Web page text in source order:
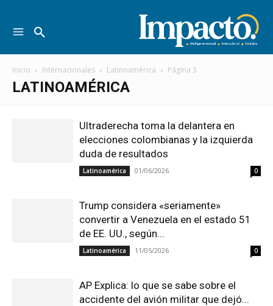
Inicio Internacionales Latinoamérica Página 3
LATINOAMÉRICA
Ultraderecha toma la delantera en
elecciones colombianas y la izquierda
duda de resultados
Latinoamérica 01/06/2026 0
Trump considera «seriamente»
convertir a Venezuela en el estado 51
de EE. UU., según...
Latinoamérica 11/05/2026 0
AP Explica: lo que se sabe sobre el
accidente del avión militar que dejó...